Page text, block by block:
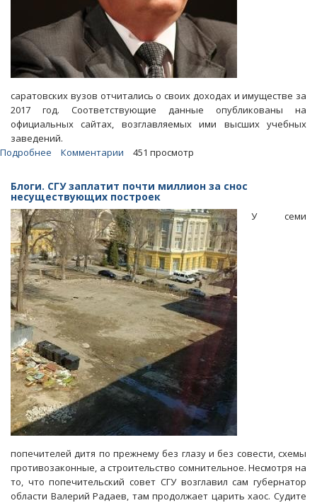
саратовских вузов отчитались о своих доходах и имуществе за
2017 год. Соответствующие данные опубликованы на
официальных сайтах, возглавляемых ими высших учебных
заведений.
Подробнее
«разрушающегося»
СГУ
получает
четверть
миллиона
в
месяц
Комментарии 451 просмотр
Блоги. СГУ заплатит почти миллион за снос
несуществующих построек
У семи
попечителей дитя по прежнему без глазу и без совести, схемы
противозаконные, а строительство сомнительное. Несмотря на
то, что попечительский совет СГУ возглавил сам губернатор
области Валерий Радаев, там продолжает царить хаос. Судите